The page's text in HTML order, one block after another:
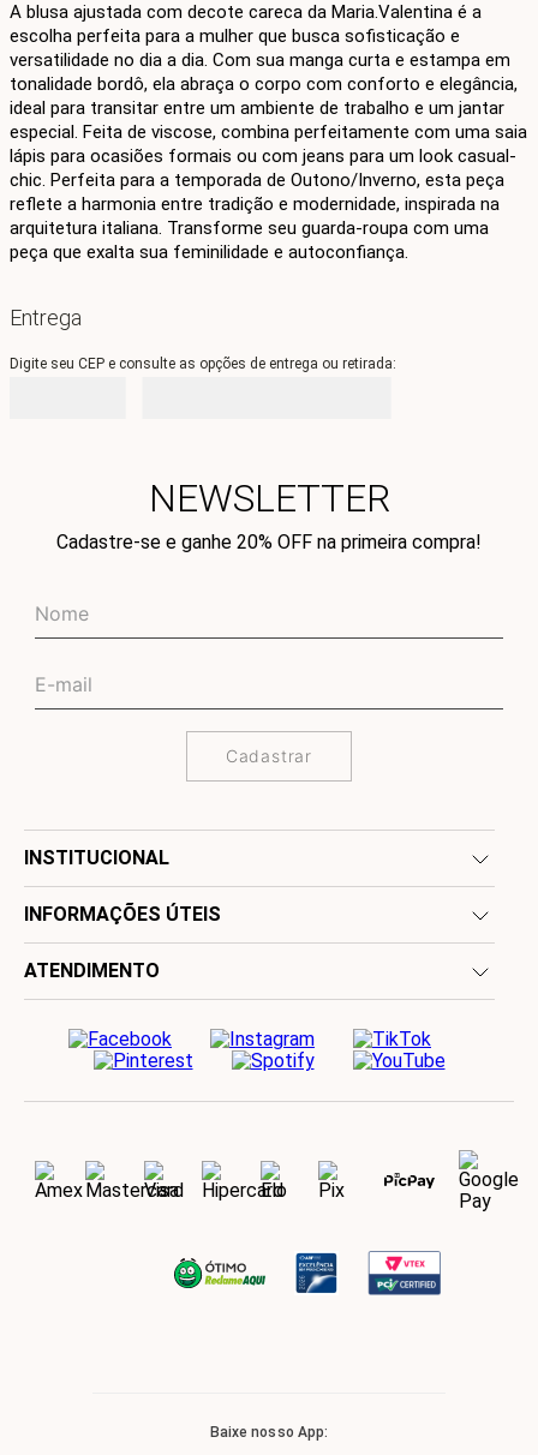
A blusa ajustada com decote careca da Maria.Valentina é a
escolha perfeita para a mulher que busca sofisticação e
versatilidade no dia a dia. Com sua manga curta e estampa em
tonalidade bordô, ela abraça o corpo com conforto e elegância,
ideal para transitar entre um ambiente de trabalho e um jantar
especial. Feita de viscose, combina perfeitamente com uma saia
lápis para ocasiões formais ou com jeans para um look casual-
chic. Perfeita para a temporada de Outono/Inverno, esta peça
reflete a harmonia entre tradição e modernidade, inspirada na
arquitetura italiana. Transforme seu guarda-roupa com uma
peça que exalta sua feminilidade e autoconfiança.
Entrega
Digite seu CEP e consulte as opções de entrega ou retirada:
NEWSLETTER
Cadastre-se e ganhe 20% OFF na primeira compra!
Cadastrar
INSTITUCIONAL
INFORMAÇÕES ÚTEIS
ATENDIMENTO
Baixe nosso App: